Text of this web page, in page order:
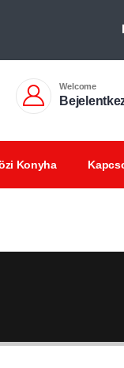
Welcome
Konyha